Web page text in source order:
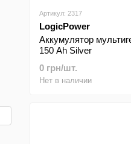
Артикул: 2317
LogicPower
Аккумулятор
150 Ah Silver
0 грн/шт.
Нет в наличии